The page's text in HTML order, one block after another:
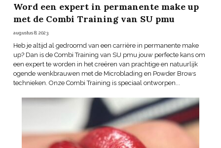
Word een expert in permanente make up
met de Combi Training van SU pmu
augustus 8, 2023
Heb je altijd al gedroomd van een carrière in permanente make
up? Dan is de Combi Training van SU pmu jouw perfecte kans om
een expert te worden in het creëren van prachtige en natuurlijk
ogende wenkbrauwen met de Microblading en Powder Brows
technieken. Onze Combi Training is speciaal ontworpen...